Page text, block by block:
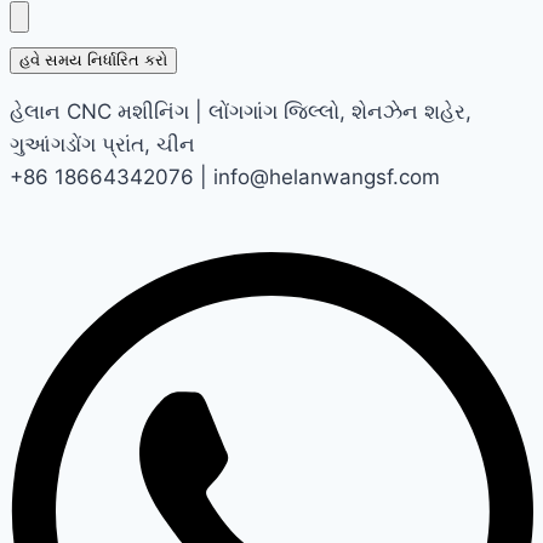
હવે સમય નિર્ધારિત કરો
હેલાન CNC મશીનિંગ | લોંગગાંગ જિલ્લો, શેનઝેન શહેર,
ગુઆંગડોંગ પ્રાંત, ચીન
+86 18664342076 | info@helanwangsf.com